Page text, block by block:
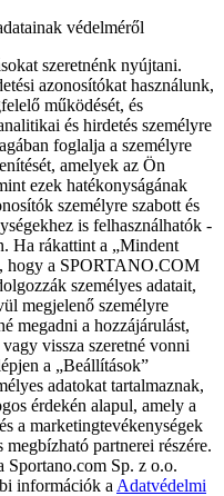
védelméről
szeretnénk nyújtani.
azonosítókat használunk,
működését, és
és hirdetés személyre
foglalja a személyre
amelyek az Ön
ezek hatékonyságának
személyre szabott és
is felhasználhatók -
Ha rákattint a „Mindent
hogy a SPORTANO.COM
személyes adatait,
megjelenő személyre
megadni a hozzájárulást,
vissza szeretné vonni
a „Beállítások”
adatokat tartalmaznak,
érdekén alapul, amely a
a marketingtevékenységek
partnerei részére.
Sportano.com Sp. z o.o.
információk a Adatvédelmi